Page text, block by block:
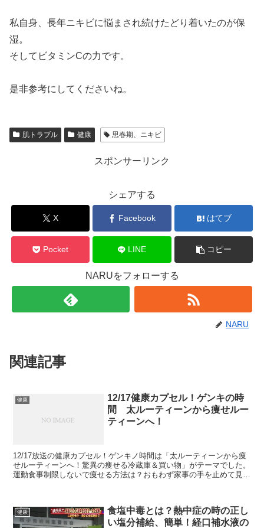
私自身、長年ニキビに悩まされ続けたどり着いたのが保
湿。
そしてビタミンCの力です。
是非参考にしてくださいね。
肌トラブル 健康 思春期、ニキビ
スポンサーリンク
シェアする
X Facebook はてブ
Pocket LINE コピー
NARUをフォローする
NARU
関連記事
健康
12/17健康カプセル！ゲンキの時
間 太ルーティーンから痩せルー
ティーンへ！
12/17放送の健康カプセル！ゲンキノ時間は「太ルーティーンから痩
せルーティーンへ！驚異の痩せる冷蔵庫＆買い物」がテーマでした。
運動食事制限しないで痩せる方法は？おもわず家事の手を止めて見入
健康
食塩中毒とは？熱中症の時の正し
い塩分補給、簡単！経口補水液の